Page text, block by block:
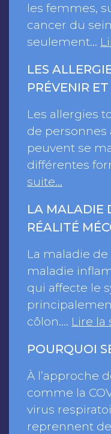
les femmes,
cancer du
seulement…
LES
PRÉVENIR
Les allergies
de personnes
peuvent se
différentes
suite…
LA MALADIE
RÉALITÉ
La maladie
maladie
qui affecte le
côlon.… Lire la
POURQUOI
À l’approche
comme la
virus
reprennent